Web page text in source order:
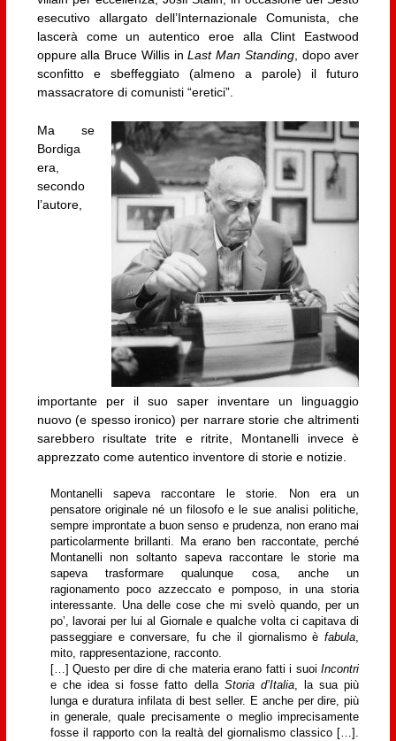
esecutivo allargato dell’Internazionale Comunista, che
lascerà come un autentico eroe alla Clint Eastwood
oppure alla Bruce Willis inLast Man Standing, dopo aver
sconfitto e sbeffeggiato (almeno a parole) il futuro
massacratore di comunisti “eretici”.
Ma se
Bordiga
era,
secondo
l’autore,
importante per il suo saper inventare un linguaggio
nuovo (e spesso ironico) per narrare storie che altrimenti
sarebbero risultate trite e ritrite, Montanelli invece è
apprezzato come autentico inventore di storie e notizie.
Montanelli sapeva raccontare le storie. Non era un
pensatore originale né un filosofo e le sue analisi politiche,
sempre improntate a buon senso e prudenza, non erano mai
particolarmente brillanti. Ma erano ben raccontate, perché
Montanelli non soltanto sapeva raccontare le storie ma
sapeva trasformare qualunque cosa, anche un
ragionamento poco azzeccato e pomposo, in una storia
interessante. Una delle cose che mi svelò quando, per un
po’, lavorai per lui al Giornale e qualche volta ci capitava di
passeggiare e conversare, fu che il giornalismo èfabula,
mito, rappresentazione, racconto.
[…] Questo per dire di che materia erano fatti i suoiIncontri
e che idea si fosse fatto della Storia d’Italia, la sua più
lunga e duratura infilata di best seller. E anche per dire, più
in generale, quale precisamente o meglio imprecisamente
fosse il rapporto con la realtà del giornalismo classico […].